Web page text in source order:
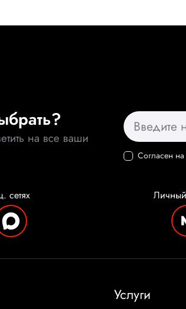
на все ваши
Согласен
сетях Личный
Услуги